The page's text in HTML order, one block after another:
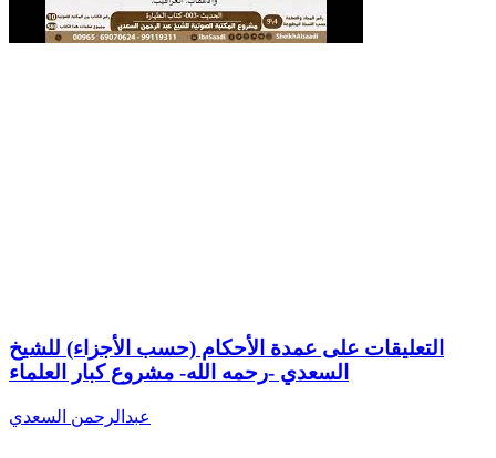
التعليقات على عمدة الأحكام (حسب الأجزاء) للشيخ
السعدي -رحمه الله- مشروع كبار العلماء
عبدالرحمن السعدي